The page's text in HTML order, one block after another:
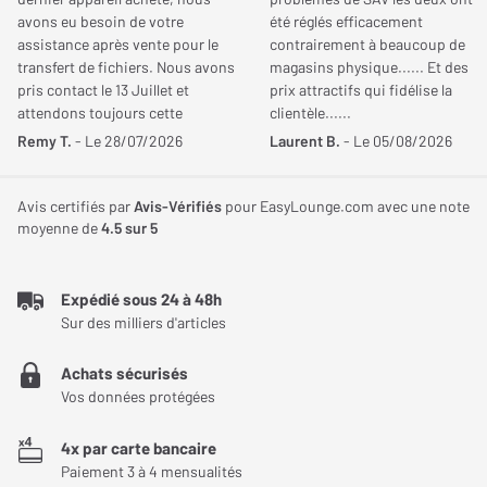
proche de la perception humaine. Le traitement XR Clear Image
améliore également les contenus compressés ou de résolution
inférieure à la 4K en réduisant le bruit vidéo et en renforçant les
détails.
Des contrastes spectaculaires et un HDR avancé
HDR10, HLG et Dolby Vision afin d’améliorer considérablement la
lumineuses et les zones sombres pour renforcer la profondeur de
l’image. Les pics lumineux gagnent en intensité tandis que les
noirs restent détaillés et profonds. Le système XR HDR Remaster
analyse individuellement les objets présents à l’écran afin
encore davantage le réalisme des contenus HDR.
Mode), UltraHD 4K /
120Hz, VRR (Variable
Refresh Rate)
Sorties audio Optique x 1
Dimensions et poids
Largeur avec pied
Profondeur avec pied
Largeur sans pied
avons eu besoin de votre
assistance après vente pour le
transfert de fichiers. Nous avons
pris contact le 13 Juillet et
attendons toujours cette
aide!!!!. Cordialement
Remy T. - Le 28/07/2026
été réglés efficacement
contrairement à beaucoup de
magasins physique...... Et des
prix attractifs qui fidélise la
clientèle......
Laurent B. - Le 05/08/2026
Avis certifiés parAvis-Vérifiés pour EasyLounge.com avec une note
moyenne de4.5sur 5
Expédié sous 24 à 48h
Sur des milliers d'articles
Achats sécurisés
Vos données protégées
4x par carte bancaire
Paiement 3 à 4 mensualités